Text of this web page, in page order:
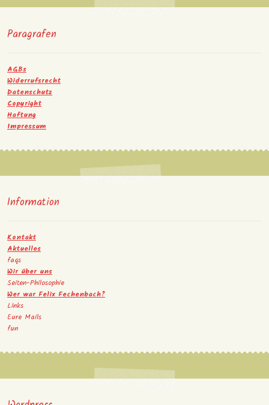
Paragrafen
AGBs
Widerrufsrecht
Datenschutz
Copyright
Haftung
Impressum
Information
Kontakt
Aktuelles
faqs
Wir über uns
Seiten-Philosophie
Wer war Felix Fechenbach?
Links
Eure Mails
fun